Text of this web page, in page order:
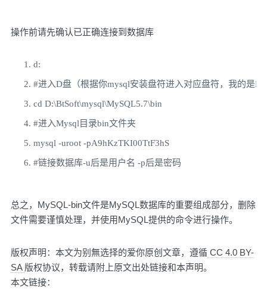
操作前请先确认已正确连接到数据库
d:
#进入D盘（根据你mysql安装盘符进入对应盘符，我的是D
cd D:\BtSoft\mysql\MySQL5.7\bin
#进入Mysql目录bin文件夹
mysql -uroot -pA9hKzTKI00TtF3hS
#链接数据库-u后是用户名 -p后是密码
总之，MySQL-bin文件是MySQL数据库的重要组成部分，删除
文件需要谨慎处理，并使用MySQL提供的命令进行操作。
版权声明：本文为别無选择的爱你原创文章，遵循 CC 4.0 BY-
SA 版权协议，转载请附上原文出处链接和本声明。
本文链接：